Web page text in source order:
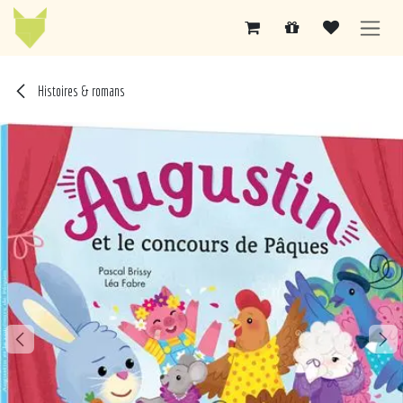
Se rendre au contenu
Histoires & romans